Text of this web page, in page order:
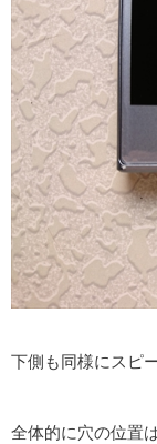
下側も同様にスピ
全体的に穴の位置